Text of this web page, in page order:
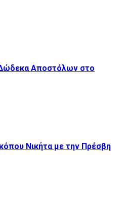
Αποστόλων στο
Νικήτα με την Πρέσβη